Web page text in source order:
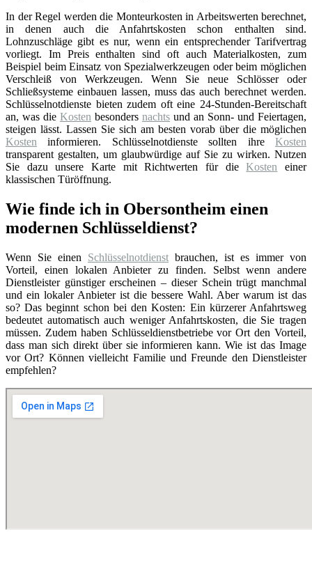
In der Regel werden die Monteurkosten in Arbeitswerten berechnet,
in denen auch die Anfahrtskosten schon enthalten sind.
Lohnzuschläge gibt es nur, wenn ein entsprechender Tarifvertrag
vorliegt. Im Preis enthalten sind oft auch Materialkosten, zum
Beispiel beim Einsatz von Spezialwerkzeugen oder beim möglichen
Verschleiß von Werkzeugen. Wenn Sie neue Schlösser oder
Schließsysteme einbauen lassen, muss das auch berechnet werden.
Schlüsselnotdienste bieten zudem oft eine 24-Stunden-Bereitschaft
an, was die Kosten besonders nachts und an Sonn- und Feiertagen,
steigen lässt. Lassen Sie sich am besten vorab über die möglichen
Kosten informieren. Schlüsselnotdienste sollten ihre Kosten
transparent gestalten, um glaubwürdige auf Sie zu wirken. Nutzen
Sie dazu unsere Karte mit Richtwerten für dieKosten einer
klassischen Türöffnung.
Wie finde ich in Obersontheim einen
modernen Schlüsseldienst?
Wenn Sie einen Schlüsselnotdienst brauchen, ist es immer von
Vorteil, einen lokalen Anbieter zu finden. Selbst wenn andere
Dienstleister günstiger erscheinen – dieser Schein trügt manchmal
und ein lokaler Anbieter ist die bessere Wahl. Aber warum ist das
so? Das beginnt schon bei den Kosten: Ein kürzerer Anfahrtsweg
bedeutet automatisch auch weniger Anfahrtskosten, die Sie tragen
müssen. Zudem haben Schlüsseldienstbetriebe vor Ort den Vorteil,
dass man sich direkt über sie informieren kann. Wie ist das Image
vor Ort? Können vielleicht Familie und Freunde den Dienstleister
empfehlen?